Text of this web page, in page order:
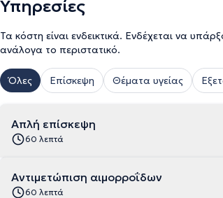
Υπηρεσίες
Τα κόστη είναι ενδεικτικά. Ενδέχεται να
ανάλογα το περιστατικό.
Όλες Επίσκεψη Θέματα υγείας
Απλή επίσκεψη
60 λεπτά
Αντιμετώπιση αιμορροΐδων
60 λεπτά